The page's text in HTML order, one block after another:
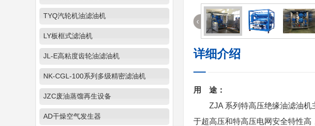
TYQ汽轮机油滤油机
LY板框式滤油机
JL-E高粘度齿轮油滤油机
NK-CGL-100系列多级精密滤油机
JZC废油蒸馏再生设备
AD干燥空气发生器
‹
详细介绍
用 途：
ZJA 系列特高压绝缘油滤油机
于超高压和特高压电网安全特性